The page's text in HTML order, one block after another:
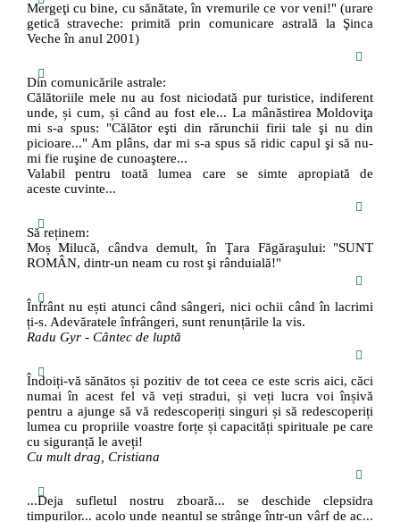
Mergeţi cu bine, cu sănătate, în vremurile ce vor veni!" (urare
getică straveche: primită prin comunicare astrală la Şinca
Veche în anul 2001)
Din comunicările astrale:
Călătoriile mele nu au fost niciodată pur turistice, indiferent
unde, și cum, și când au fost ele... La mânăstirea Moldoviţa
mi s-a spus: "Călător eşti din rărunchii firii tale şi nu din
picioare..." Am plâns, dar mi s-a spus să ridic capul şi să nu-
mi fie ruşine de cunoaştere...
Valabil pentru toată lumea care se simte apropiată de
aceste cuvinte...
Să reținem:
Moș Milucă, cândva demult, în Ţara Făgăraşului: "SUNT
ROMÂN, dintr-un neam cu rost şi rânduială!"
Înfrânt nu ești atunci când sângeri, nici ochii când în lacrimi
ți-s. Adevăratele înfrângeri, sunt renunțările la vis.
Radu Gyr - Cântec de luptă
Îndoiți-vă sănătos și pozitiv de tot ceea ce este scris aici, căci
numai în acest fel vă veți stradui, și veți lucra voi înșivă
pentru a ajunge să vă redescoperiți singuri și să redescoperiți
lumea cu propriile voastre forțe și capacități spirituale pe care
cu siguranță le aveți!
Cu mult drag, Cristiana
...Deja sufletul nostru zboară... se deschide clepsidra
timpurilor... acolo unde neantul se strânge într-un vârf de ac...